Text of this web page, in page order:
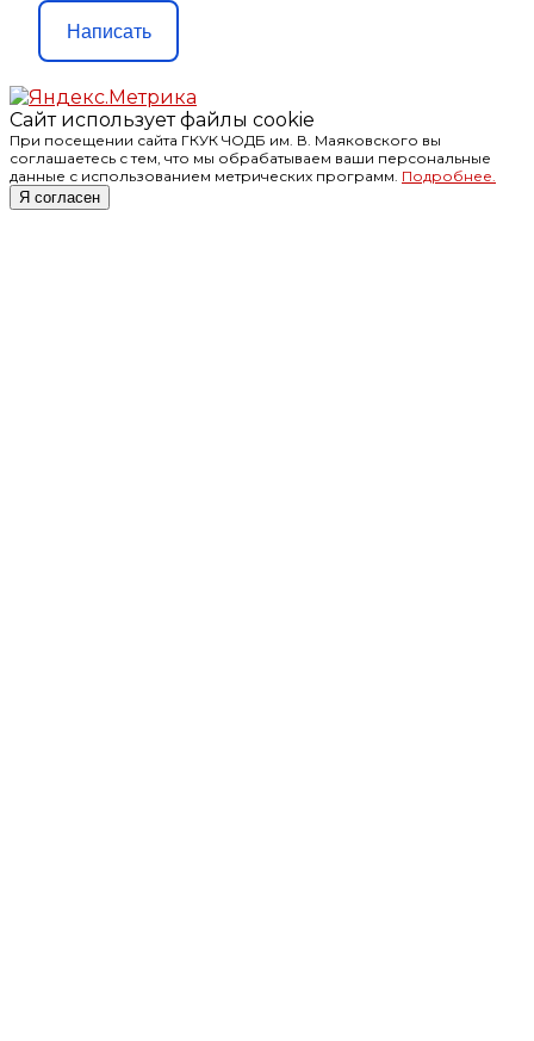
Написать
Сайт использует файлы cookie
При посещении сайта ГКУК ЧОДБ им. В. Маяковского вы
соглашаетесь с тем, что мы обрабатываем ваши персональные
данные с использованием метрических программ. Подробнее.
Я согласен